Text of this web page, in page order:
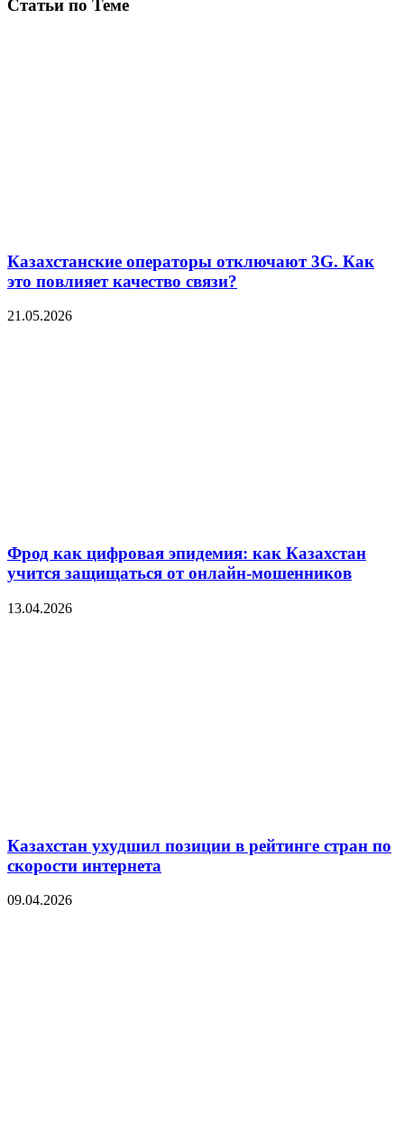
Статьи по Теме
Казахстанские операторы отключают 3G. Как
это повлияет качество связи?
21.05.2026
Фрод как цифровая эпидемия: как Казахстан
учится защищаться от онлайн-мошенников
13.04.2026
Казахстан ухудшил позиции в рейтинге стран по
скорости интернета
09.04.2026